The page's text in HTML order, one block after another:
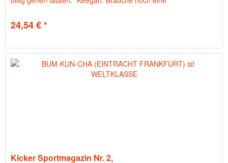
24,54 € *
Kicker Sportmagazin Nr. 2,